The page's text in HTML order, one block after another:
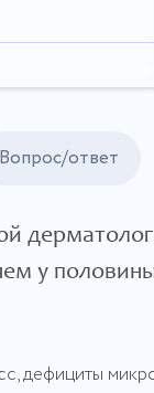
Вопрос/ответ
у
дефициты